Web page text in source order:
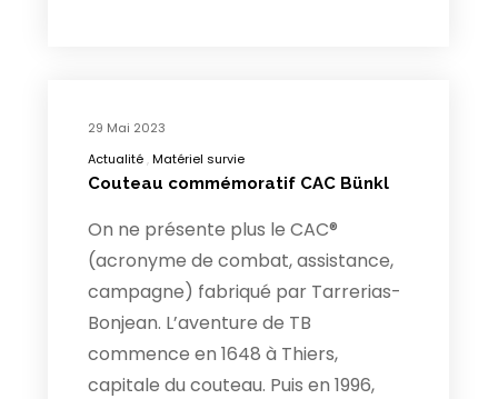
29 Mai 2023
Actualité Matériel survie
Couteau commémoratif CAC Bünkl
On ne présente plus le CAC®
(acronyme de combat, assistance,
campagne) fabriqué par Tarrerias-
Bonjean. L’aventure de TB
commence en 1648 à Thiers,
capitale du couteau. Puis en 1996,